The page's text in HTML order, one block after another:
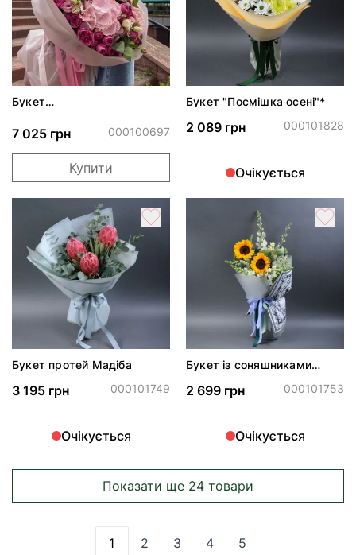
Букет
7 025 грн 000100697
Купити
Букет "Посмішка осені"*
2 089 грн 000101828
Очікується
Букет протей Мадіба
3 195 грн 000101749
Очікується
Букет із соняшниками
2 699 грн 000101753
Очікується
Показати ще 24 товари
Ви зараз читаєте сторінку
1 Сторінка
2 Сторінка
3 Сторінка
4 Сторінка
5